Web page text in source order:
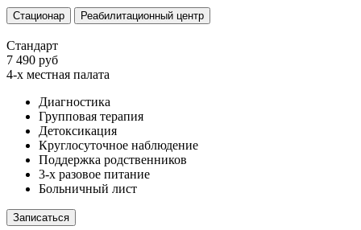
Стационар Реабилитационный центр
Стандарт
7 490 руб
4-х местная палата
Диагностика
Групповая терапия
Детоксикация
Круглосуточное наблюдение
Поддержка родственников
3-х разовое питание
Больничный лист
Записаться